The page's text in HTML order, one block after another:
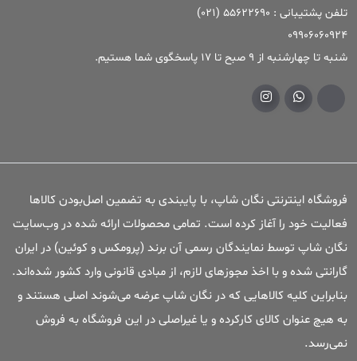
تلفن پشتیبانی : ۵۵۶۲۲۶۹۰ (۰۲۱)
09906060924
شنبه تا چهارشنبه از 9 صبح تا 17 پاسخگوی شما هستیم.
فروشگاه اینترنتی نگان شاپ، با پایبندی به تضمین اصل‌بودن کالاها
فعالیت خود را آغاز کرده است. تمامی محصولات ارائه شده در وب‌سایت
نگان شاپ توسط نمایندگان رسمی آن برند (پرومکس و کوئین) در ایران
گارانتی شده و با اخذ مجوزهای لازم، از مبادی قانونی وارد کشور شده‌اند.
بنابراین کلیه کالاهایی که در نگان شاپ عرضه می‌شوند اصلی هستند و
به هیچ عنوان کالای کارکرده و یا غیراصلی در این فروشگاه به فروش
نمی‌رسد.